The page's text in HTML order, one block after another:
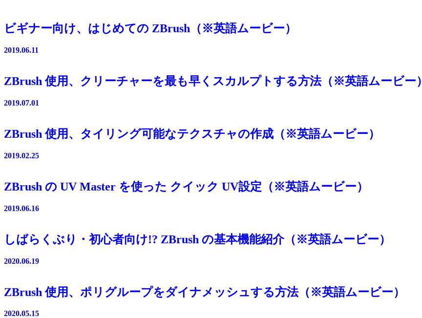
ビギナー向け、はじめての ZBrush（※英語ムービー）
2019.06.11
ZBrush 使用、クリーチャーを最も早くスカルプトする方法（※英語ムービー）
2019.07.01
ZBrush 使用、タイリング可能なテクスチャの作成（※英語ムービー）
2019.02.25
ZBrush の UV Master を使った クイック UV設定（※英語ムービー）
2019.06.16
しばらくぶり・初心者向け!? ZBrush の基本機能紹介（※英語ムービー）
2020.06.19
ZBrush 使用、ポリグループをダイナメッシュする方法（※英語ムービー）
2020.05.15